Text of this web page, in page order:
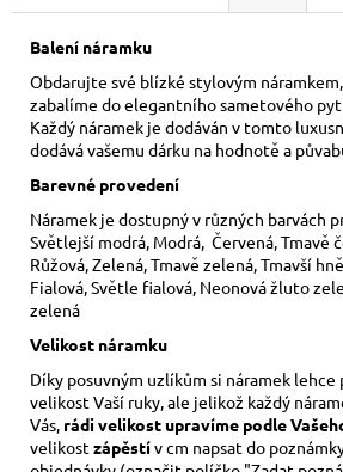
Balení náramku
Obdarujte své blízké stylovým
zabalíme do elegantního sametového
Každý náramek je dodáván v tomto
dodává vašemu dárku na hodnotě a
Barevné provedení
Náramek je dostupný v různých barvách
Světlejší modrá, Modrá, Červená, Tmavě
Růžová, Zelená, Tmavě zelená, Tmavší
Fialová, Světle fialová, Neonová žluto
zelená
Velikost náramku
Díky posuvným uzlíkům si náramek
velikost Vaší ruky, ale jelikož každý
Vás, rádi velikost upravíme podle
velikostzápěstív cm napsat do